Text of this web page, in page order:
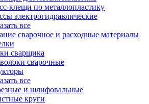
клещи по металлопластику
электрогидравлические
все
сварочное и расходные материалы
сварщика
сварочные
все
и шлифовальные
круги